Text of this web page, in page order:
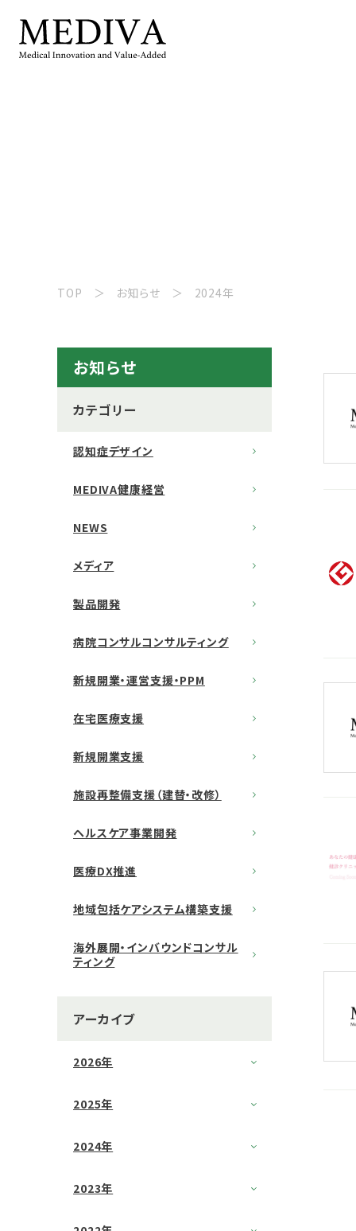
TOP お知らせ 2024年
お知らせ
カテゴリー
認知症デザイン
MEDIVA健康経営
NEWS
メディア
製品開発
病院コンサルコンサルティング
新規開業・運営支援・PPM
在宅医療支援
新規開業支援
施設再整備支援（建替・改修）
ヘルスケア事業開発
医療DX推進
地域包括ケアシステム構築支援
海外展開・インバウンドコンサル
ティング
アーカイブ
2026年
2025年
2024年
2023年